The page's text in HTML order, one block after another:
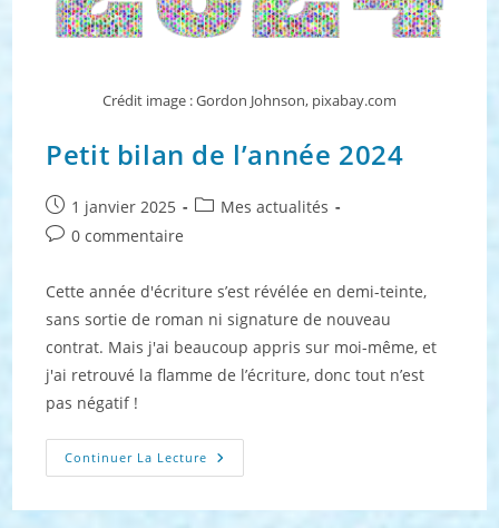
Crédit image : Gordon Johnson, pixabay.com
Petit bilan de l’année 2024
Publication
publiée :
1 janvier 2025
PostMes actualités
Commentaires
la
publication :
0 commentaire
Cette année d'écriture s’est révélée en demi-teinte,
sans sortie de roman ni signature de nouveau
contrat. Mais j'ai beaucoup appris sur moi-même, et
j'ai retrouvé la flamme de l’écriture, donc tout n’est
pas négatif !
Continuer La Lecture Petit
Bilan